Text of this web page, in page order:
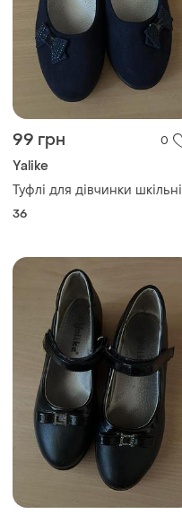
99 грн 0
Yalike
Туфлі для дівчинки шкільні
36